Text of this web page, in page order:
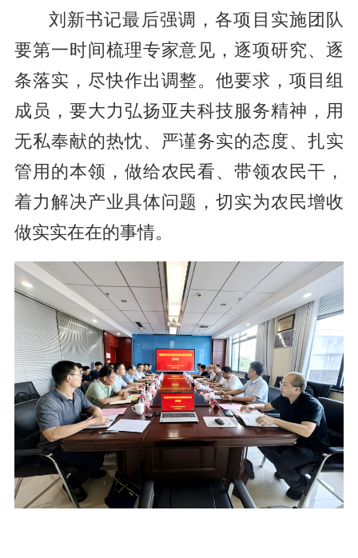
刘新书记最后强调，各项目实施团队
要第一时间梳理专家意见，逐项研究、逐
条落实，尽快作出调整。他要求，项目组
成员，要大力弘扬亚夫科技服务精神，用
无私奉献的热忱、严谨务实的态度、扎实
管用的本领，做给农民看、带领农民干，
着力解决产业具体问题，切实为农民增收
做实实在在的事情。